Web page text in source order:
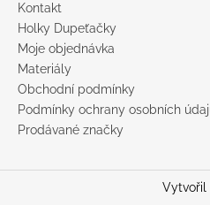
Kontakt
Holky Dupeťačky
Moje objednávka
Materiály
Obchodní podmínky
Podmínky ochrany osobních
Prodávané značky
Vytvořil